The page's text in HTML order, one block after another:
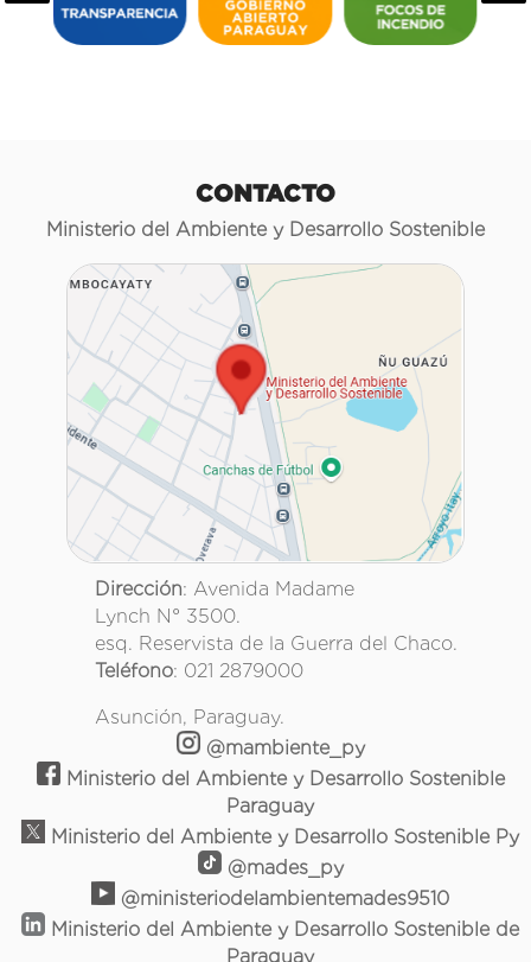
CONTACTO
Ministerio del Ambiente y Desarrollo Sostenible
Dirección: Avenida Madame
Lynch N° 3500.
esq. Reservista de la Guerra del Chaco.
Teléfono: 021 2879000
Asunción, Paraguay.
@mambiente_py
Ministerio del Ambiente y Desarrollo Sostenible
Paraguay
Ministerio del Ambiente y Desarrollo Sostenible Py
@mades_py
@ministeriodelambientemades9510
Ministerio del Ambiente y Desarrollo Sostenible de
Paraguay